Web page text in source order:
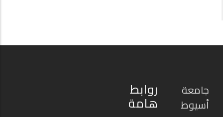
جامعة
أسيوط
روابط
هامة